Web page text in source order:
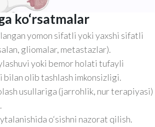
ko‘rsatmalar
yomon sifatli yoki yaxshi sifatli
gliomalar, metastazlar).
yoki bemor holati tufayli
bilan olib tashlash imkonsizligi.
usullariga (jarrohlik, nur terapiyasi)
o‘sishni nazorat qilish.